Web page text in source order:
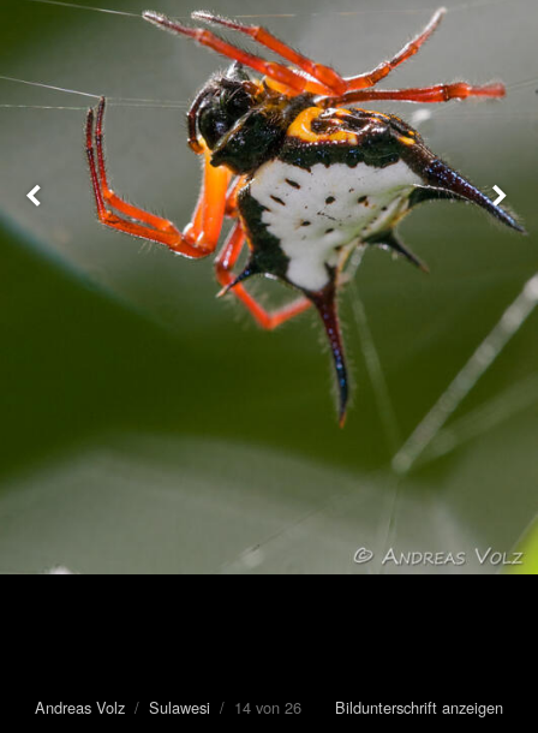
Andreas Volz / Sulawesi / 14 von 26 Bildunterschrift anzeigen